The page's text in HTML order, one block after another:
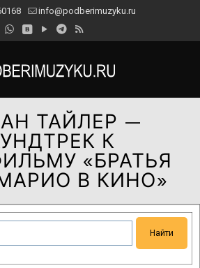
info@podberimuzyku.ru
ТАЙЛЕР —
К
«БРАТЬЯ
В КИНО»